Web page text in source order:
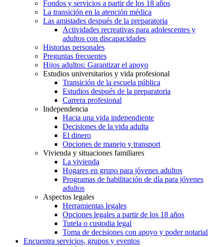
Fondos y servicios a partir de los 18 años
La transición en la atención médica
Las amistades después de la preparatoria
Actividades recreativas para adolescentes y
adultos con discapacidades
Historias personales
Preguntas frecuentes
Hijos adultos: Garantizar el apoyo
Estudios universitarios y vida profesional
Transición de la escuela pública
Estudios después de la preparatoria
Carrera profesional
Independencia
Hacia una vida independiente
Decisiones de la vida adulta
El dinero
Opciones de manejo y transport
Vivienda y situaciones familiares
La vivienda
Hogares en grupo para jóvenes adultos
Programas de habilitación de día para jóvenes
adultos
Aspectos legales
Herramientas legales
Opciones legales a partir de los 18 años
Tutela o custodia legal
Toma de decisiones con apoyo y poder notarial
Encuentra servicios, grupos y eventos